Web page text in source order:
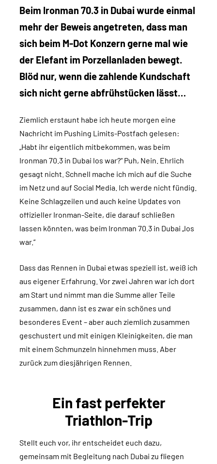
Beim Ironman 70.3 in Dubai wurde einmal
mehr der Beweis angetreten, dass man
sich beim M-Dot Konzern gerne mal wie
der Elefant im Porzellanladen bewegt.
Blöd nur, wenn die zahlende Kundschaft
sich nicht gerne abfrühstücken lässt…
Ziemlich erstaunt habe ich heute morgen eine
Nachricht im Pushing Limits-Postfach gelesen:
„Habt ihr eigentlich mitbekommen, was beim
Ironman 70.3 in Dubai los war?“ Puh, Nein. Ehrlich
gesagt nicht. Schnell mache ich mich auf die Suche
im Netz und auf Social Media. Ich werde nicht fündig.
Keine Schlagzeilen und auch keine Updates von
offizieller Ironman-Seite, die darauf schließen
lassen könnten, was beim Ironman 70.3 in Dubai „los
war.“
Dass das Rennen in Dubai etwas speziell ist, weiß ich
aus eigener Erfahrung. Vor zwei Jahren war ich dort
am Start und nimmt man die Summe aller Teile
zusammen, dann ist es zwar ein schönes und
besonderes Event – aber auch ziemlich zusammen
geschustert und mit einigen Kleinigkeiten, die man
mit einem Schmunzeln hinnehmen muss. Aber
zurück zum diesjährigen Rennen.
Ein fast perfekter
Triathlon-Trip
Stellt euch vor, ihr entscheidet euch dazu,
gemeinsam mit Begleitung nach Dubai zu fliegen